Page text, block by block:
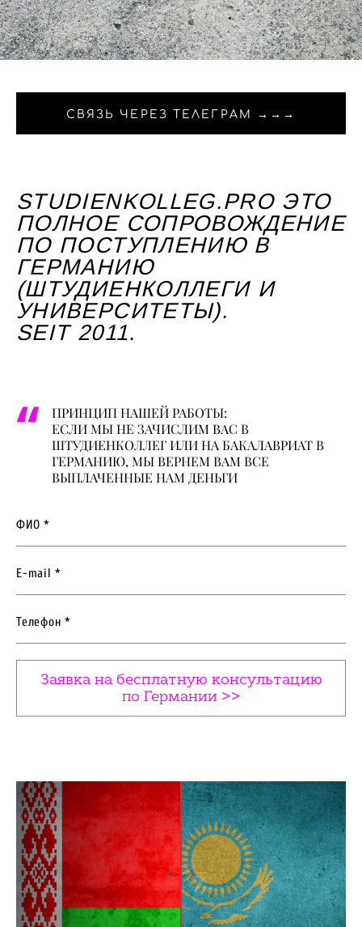
СВЯЗЬ ЧЕРЕЗ ТЕЛЕГРАМ →→→
STUDIENKOLLEG.PRO ЭТО
ПОЛНОЕ СОПРОВОЖДЕНИЕ
ПО ПОСТУПЛЕНИЮ В
ГЕРМАНИЮ
(ШТУДИЕНКОЛЛЕГИ И
УНИВЕРСИТЕТЫ).
SEIT 2011.
ПРИНЦИП НАШЕЙ РАБОТЫ:
ЕСЛИ МЫ НЕ ЗАЧИСЛИМ ВАС В
ШТУДИЕНКОЛЛЕГ ИЛИ НА БАКАЛАВРИАТ В
ГЕРМАНИЮ, МЫ ВЕРНЕМ ВАМ ВСЕ
ВЫПЛАЧЕННЫЕ НАМ ДЕНЬГИ
ФИО *
E-mail *
Телефон *
Заявка на бесплатную консультацию
по Германии >>